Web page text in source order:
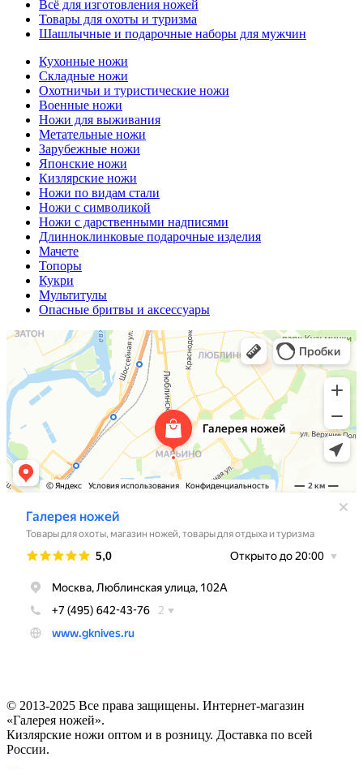
Всё для изготовления ножей
Товары для охоты и туризма
Шашлычные и подарочные наборы для мужчин
Кухонные ножи
Складные ножи
Охотничьи и туристические ножи
Военные ножи
Ножи для выживания
Метательные ножи
Зарубежные ножи
Японские ножи
Кизлярские ножи
Ножи по видам стали
Ножи с символикой
Ножи с дарственными надписями
Длинноклинковые подарочные изделия
Мачете
Топоры
Кукри
Мультитулы
Опасные бритвы и аксессуары
© 2013-2025 Все права защищены. Интернет-магазин
«Галерея ножей».
Кизлярские ножи оптом и в розницу. Доставка по всей
России.